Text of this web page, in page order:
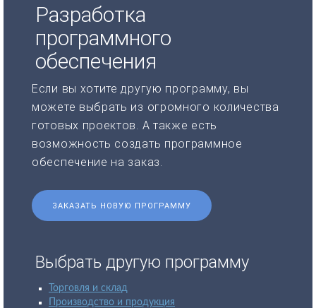
Разработка
программного
обеспечения
Если вы хотите другую программу, вы
можете выбрать из огромного количества
готовых проектов. А также есть
возможность создать программное
обеспечение на заказ.
ЗАКАЗАТЬ НОВУЮ ПРОГРАММУ
Выбрать другую программу
Торговля и склад
Производство и продукция